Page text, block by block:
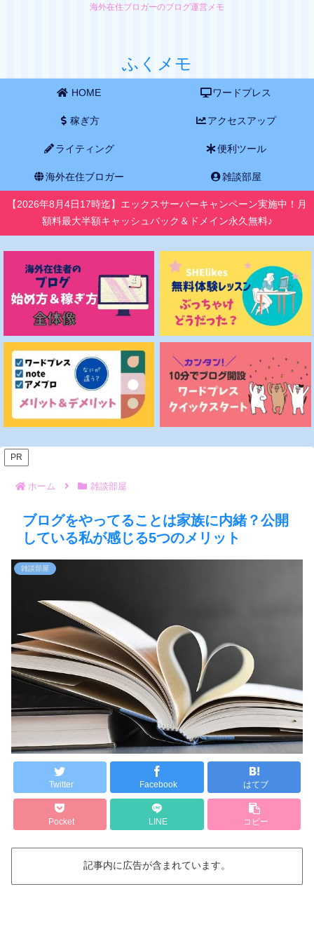
海外在住ブロガーのブログ運営メモ
ふくメモ
HOME ワードプレス
稼ぎ方 アクセスアップ
ライティング 便利ツール
海外在住ブロガー 雑談部屋
【2026年8月4日17時迄】エックスサーバーキャンペーン実施中！月
額料最大半額キャッシュバック＆ドメイン永久無料♪
ホーム 雑談部屋
PR
ブログをやってることは家族に内緒？公開
している私が感じる5つのメリット
雑談部屋
Twitter Facebook はてブ
Pocket LINE コピー
記事内に広告が含まれています。